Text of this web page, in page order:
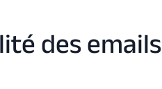
des emails